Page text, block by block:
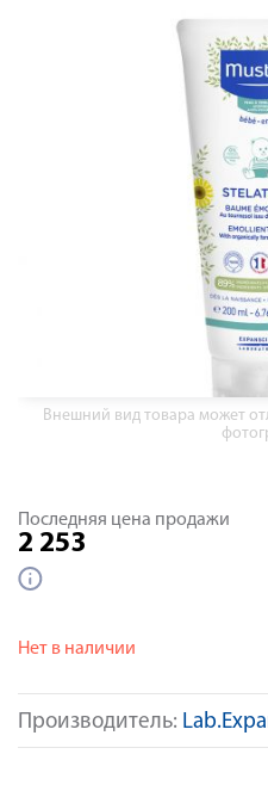
Внешний вид товара может
Производитель:
Последняя цена продажи
2 253
Нет в наличии